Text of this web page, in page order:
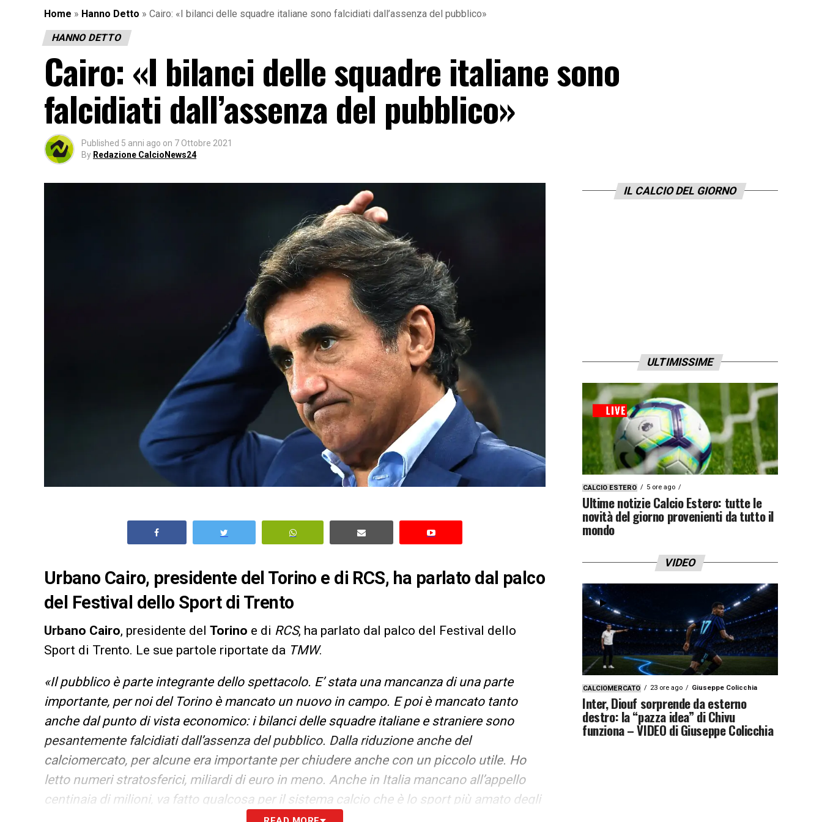
Home » Hanno Detto » Cairo: «I bilanci delle squadre italiane sono falcidiati dall’assenza del pubblico»
HANNO DETTO
Cairo: «I bilanci delle squadre italiane sono
falcidiati dall’assenza del pubblico»
Published 5 anni ago on 7 Ottobre 2021
By Redazione CalcioNews24
Urbano Cairo, presidente del Torino e di RCS, ha parlato dal palco
del Festival dello Sport di Trento
Urbano Cairo, presidente del Torino e di RCS, ha parlato dal palco del Festival dello
Sport di Trento. Le sue partole riportate da TMW.
«Il pubblico è parte integrante dello spettacolo. E’ stata una mancanza di una parte
importante, per noi del Torino è mancato un nuovo in campo. E poi è mancato tanto
anche dal punto di vista economico: i bilanci delle squadre italiane e straniere sono
pesantemente falcidiati dall’assenza del pubblico. Dalla riduzione anche del
calciomercato, per alcune era importante per chiudere anche con un piccolo utile. Ho
letto numeri stratosferici, miliardi di euro in meno. Anche in Italia mancano all’appello
centinaia di milioni, va fatto qualcosa per il sistema calcio che è lo sport più amato degli
italiani. Quando si è vinto l’Europeo, addirittura, c’è stato un incremento del PIL di 1.5
IL CALCIO DEL GIORNO
ULTIMISSIME
CALCIO ESTERO 5 ore ago
Ultime notizie Calcio Estero: tutte le
novità del giorno provenienti da tutto il
mondo
VIDEO
CALCIOMERCATO 23 ore ago Giuseppe Colicchia
Inter, Diouf sorprende da esterno
destro: la “pazza idea” di Chivu
funziona – VIDEO di Giuseppe Colicchia